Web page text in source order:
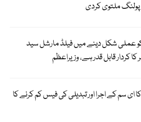
ملتوی کردی
عملی شکل دینے میں فیلڈ مارشل سید
کردار قابل قدر ہے، وزیراعظم
ای سم کے اجرا اور تبدیلی کی فیس کم کرنے کا